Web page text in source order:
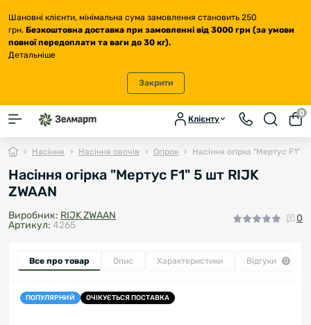
Шановні клієнти, мінімальна сума замовлення становить 250
грн. Безкоштовна доставка при замовленні від 3000 грн (за умови
повної передоплати та ваги до 30 кг).
Детальніше
Закрити
Клієнту
0
Насіння Насіння овочів Огірок Насіння огірка "Мертус F1" 5
Насіння огірка "Мертус F1" 5 шт RIJK
ZWAAN
Виробник: RIJK ZWAAN
Артикул: 4265
0
Все про товар Опис Характеристики Відгуки 0
ПОПУЛЯРНИЙ ОЧІКУЄТЬСЯ ПОСТАВКА